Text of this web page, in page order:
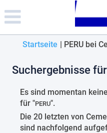
note:
This
website
includes
accessibility
system.
Startseite | PERU bei
Suchergebnisse für
Es sind momentan
für "PERU".
Die 20 letzten von
sind nachfolgend